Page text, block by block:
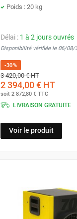
Poids : 20 kg
Délai : 1 à 2 jours ouvrés
Disponibilité vérifiée le 06/08/
-30%
3 420,00 €HT
2 394,00 €HT
soit 2 872,80 €TTC
LIVRAISON GRATUITE
Voir le produit